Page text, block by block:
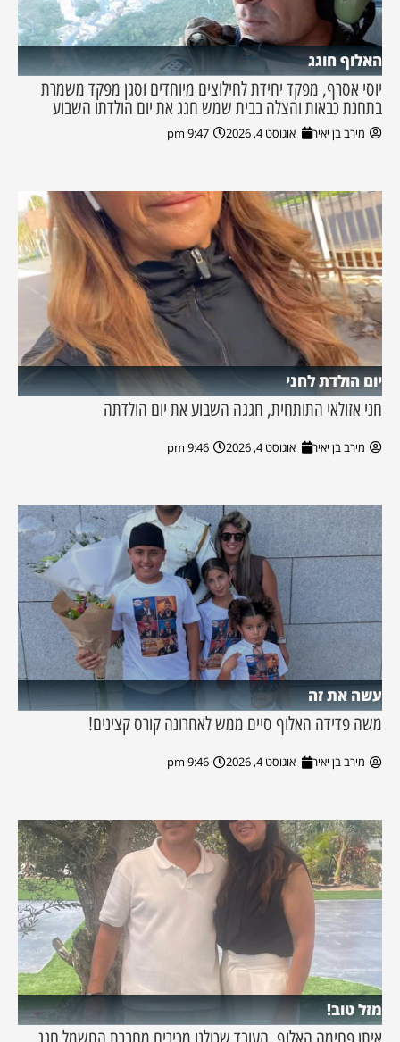
האלוף חוגג
יוסי אסרף, מפקד יחידת לחילוצים מיוחדים וסגן מפקד משמרת
בתחנת כבאות והצלה בבית שמש חגג את יום הולדתו השבוע
מירב בן יאיר אוגוסט 4, 2026 9:47 pm
יום הולדת לחני
חני אזולאי התותחית, חגגה השבוע את יום הולדתה
מירב בן יאיר אוגוסט 4, 2026 9:46 pm
עשה את זה
משה פדידה האלוף סיים ממש לאחרונה קורס קצינים!
מירב בן יאיר אוגוסט 4, 2026 9:46 pm
מזל טוב!